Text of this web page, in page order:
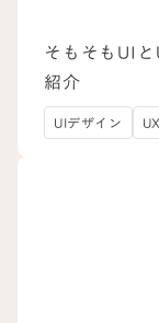
そもそもUI
紹介
UIデザイン